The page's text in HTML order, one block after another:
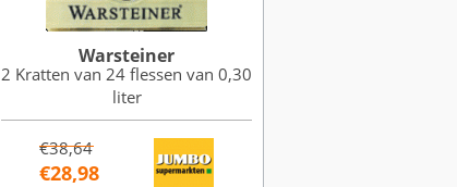
Warsteiner
2 Kratten van 24 flessen van 0,30
liter
€38,64
€28,98